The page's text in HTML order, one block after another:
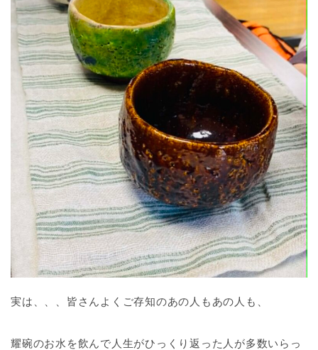
実は、、、皆さんよくご存知のあの人もあの人も、
耀碗のお水を飲んで人生がひっくり返った人が多数いらっ